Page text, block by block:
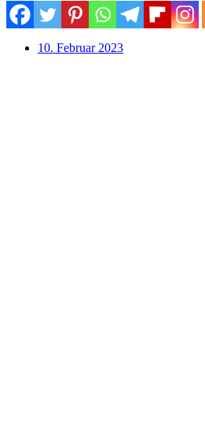
10. Februar 2023